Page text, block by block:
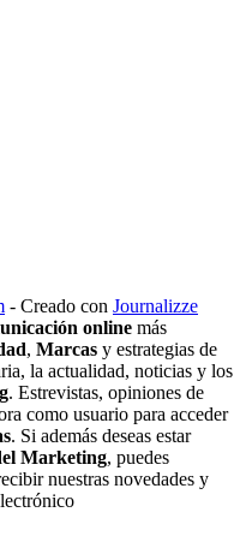
- Creado con Journalizze
online más
, Marcas y estrategias de
la actualidad, noticias y los
. Estrevistas, opiniones de
como usuario para acceder
. Si además deseas estar
Marketing, puedes
nuestras novedades y